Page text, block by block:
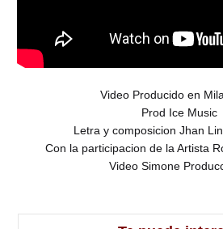
Video Producido en
Prod Ice Music
Letra y composicion Jhan
Con la participacion de la Artista
Video Simone